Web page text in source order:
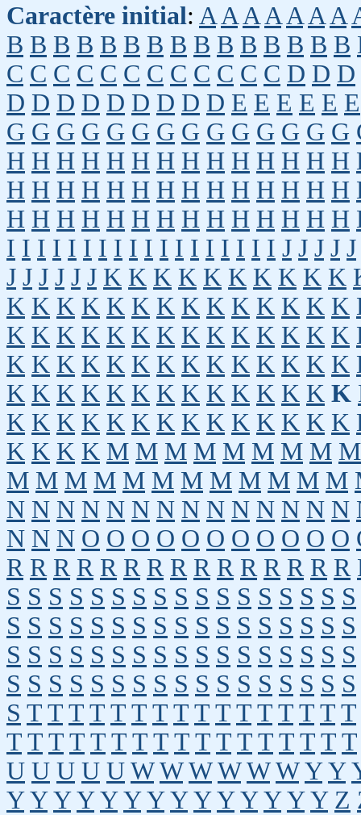
Caractère initial: A A A A A A A
B B B B B B B B B B B B B B B
C C C C C C C C C C C C D D D
D D D D D D D D D E E E E E E
G G G G G G G G G G G G G G
H H H H H H H H H H H H H H
H H H H H H H H H H H H H H
H H H H H H H H H H H H H H
I I I I I I I I I I I I I I I I I I J J J J J
J J J J J J K K K K K K K K K K
K K K K K K K K K K K K K K
K K K K K K K K K K K K K K
K K K K K K K K K K K K K K
K K K K K K K K K K K K K K
K K K K K K K K K K K K K K
K K K K M M M M M M M M M
M M M M M M M M M M M M
N N N N N N N N N N N N N N
N N N O O O O O O O O O O O
R R R R R R R R R R R R R R R
S S S S S S S S S S S S S S S S S
S S S S S S S S S S S S S S S S S
S S S S S S S S S S S S S S S S S
S S S S S S S S S S S S S S S S S
S T T T T T T T T T T T T T T T T
T T T T T T T T T T T T T T T T T
U U U U U W W W W W W Y Y
Y Y Y Y Y Y Y Y Y Y Y Y Y Y Z